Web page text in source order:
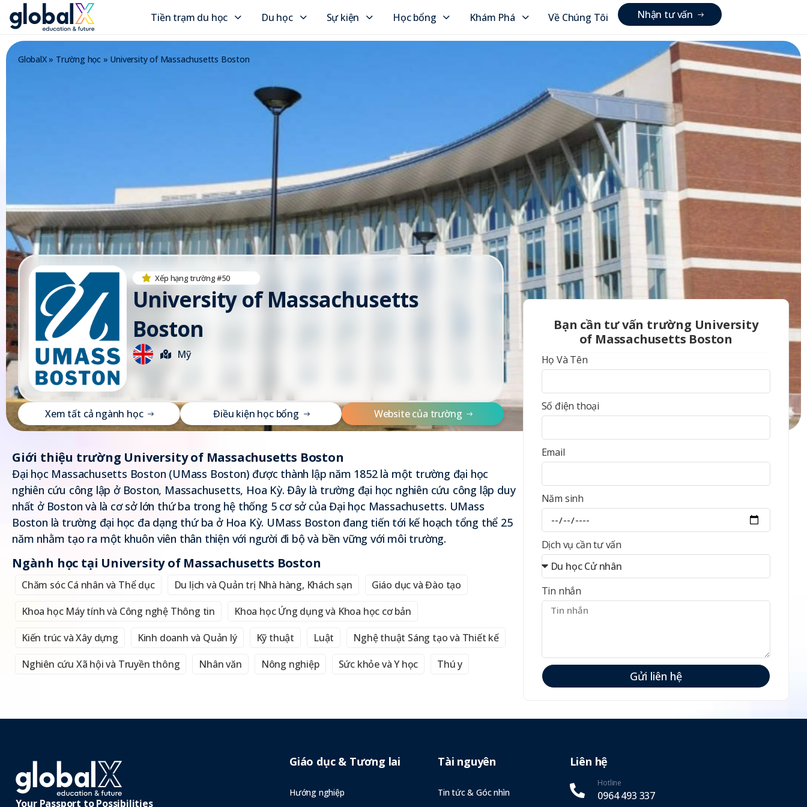
Tiền trạm du học Du học Sự kiện Học bổng Khám Phá Về Chúng Tôi Nhận tưvấn
GlobalX» Trường học » University of Massachusetts Boston
Xếp hạng trường #50
University of Massachusetts
Boston
Mỹ
Xem tất cả ngành học Điều kiện học bổng Website của trường
Giới thiệu trường University of Massachusetts Boston
Đại học Massachusetts Boston (UMass Boston) được thành lập năm 1852 là một trường đại học
nghiên cứu công lập ở Boston, Massachusetts, Hoa Kỳ. Đây là trường đại học nghiên cứu công lập duy
nhất ở Boston và là cơ sở lớn thứ ba trong hệ thống 5 cơ sở của Đại học Massachusetts. UMass
Boston là trường đại học đa dạng thứ ba ở Hoa Kỳ. UMass Boston đang tiến tới kế hoạch tổng thể 25
năm nhằm tạo ra một khuôn viên thân thiện với người đi bộ và bền vững với môi trường.
Ngành học tại University of Massachusetts Boston
Chăm sóc Cá nhân và Thể dục Du lịch và Quản trị Nhà hàng, Khách sạn
Giáo dục và Đào tạo
Khoa học Máy tính và Công nghệ Thông tin
Khoa học Ứng dụng và Khoa học cơ bản
Kiến trúc và Xây dựng
Kinh doanh và Quản lý Kỹ thuật Luật
Nghệ thuật Sáng tạo và Thiết kế
Nghiên cứu Xã hội và Truyền thông
Nhân văn Nông nghiệp Sức khỏe và Y học Thú y
Bạn cần tư vấn trường University
of Massachusetts Boston
Họ Và Tên
Số điện thoại
Email
Năm sinh
Dịch vụ cần tư vấn
Tin nhắn
Gửi liên hệ
Your Passport to Possibilities
Giáo dục & Tương lai
Hướng nghiệp
Tài nguyên
Tin tức & Góc nhìn
Liên hệ
Hotline
0964 493 337‬